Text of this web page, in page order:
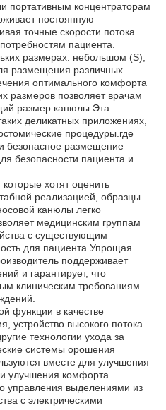
портативным концентраторам
постоянную
точные скорости потока
пациента.
размерах: небольшом (S),
размещения различных
оптимального комфорта
размеров позволяет врачам
размер канюлы.Эта
деликатных приложениях,
процедуры.где
безопасное размещение
безопасности пациента и
хотят оценить
реализацией, образцы
канюлы легко
медицинским группам
с существующим
для пациента.Упрощая
поддерживает
и гарантирует, что
клиническим требованиям
функции в качестве
устройство высокого потока
технологии ухода за
системы орошения
вместе для улучшения
улучшения комфорта
управления выделениями из
с электрическими